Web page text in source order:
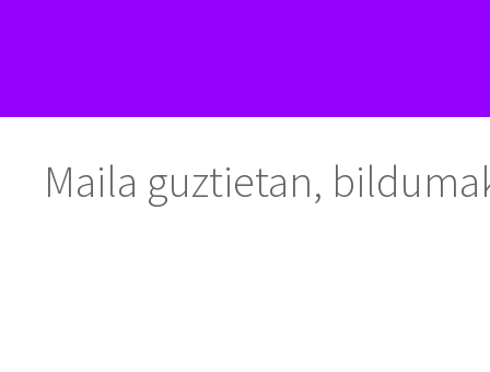
Maila guztietan,